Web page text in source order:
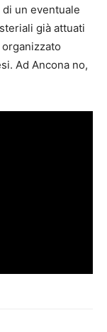
un eventuale
già attuati
Ad Ancona no,